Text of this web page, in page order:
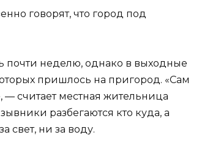
говорят, что город под
почти неделю, однако в выходные
пришлось на пригород. «Сам
— считает местная жительница
разбегаются кто куда, а
свет, ни за воду.